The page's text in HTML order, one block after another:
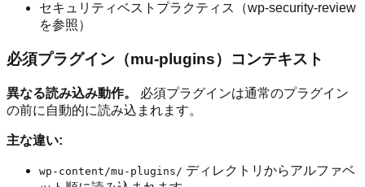
セキュリティベストプラクティス（wp-security-review
を参照）
必須プラグイン（mu-plugins）コンテキスト
異なる読み込み動作。
必須プラグインは通常のプラグイン
の前に自動的に読み込まれます。
主な違い:
wp-content/mu-plugins/ ディレクトリからアルファベ